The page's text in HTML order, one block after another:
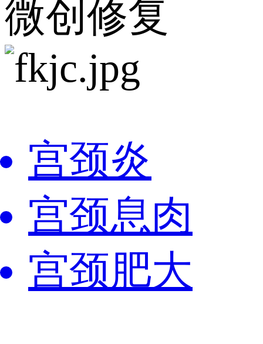
微创修复
宫颈炎
宫颈息肉
宫颈肥大